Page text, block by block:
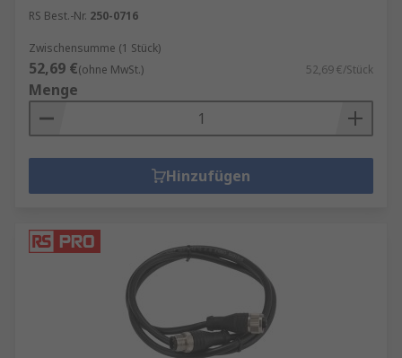
RS Best.-Nr. 250-0716
Zwischensumme (1 Stück)
52,69 €(ohne MwSt.) 52,69 €/Stück
Menge
Hinzufügen